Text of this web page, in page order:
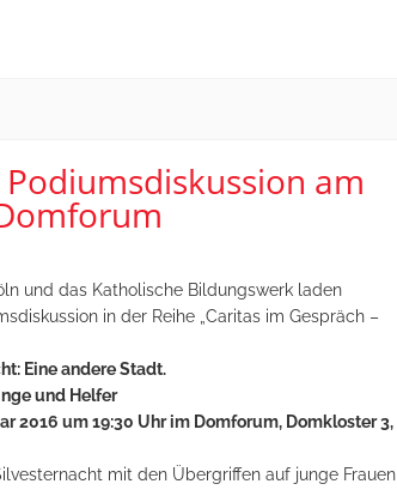
am
und das Katholische Bildungswerk laden
in der Reihe „Caritas im Gespräch –
Eine andere Stadt.
und Helfer
2016 um 19:30 Uhr im Domforum, Domkloster 3,
mit den Übergriffen auf junge Frauen